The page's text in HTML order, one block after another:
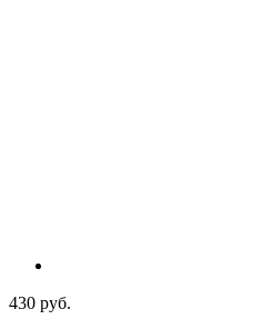
430 руб.